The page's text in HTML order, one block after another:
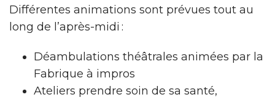
Différentes animations sont prévues tout au
long de l’après-midi :
Déambulations théâtrales animées par la
Fabrique à impros
Ateliers prendre soin de sa santé,